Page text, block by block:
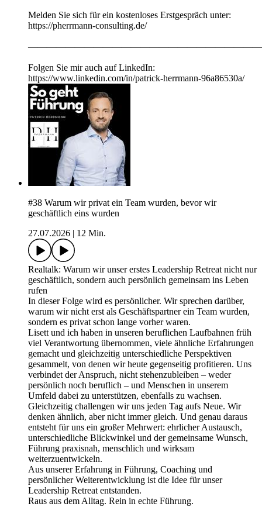
Melden Sie sich für ein kostenloses Erstgespräch unter:
https://pherrmann-consulting.de/
Folgen Sie mir auch auf LinkedIn:
https://www.linkedin.com/in/patrick-herrmann-96a86530a/
#38 Warum wir privat ein Team wurden, bevor wir
geschäftlich eins wurden
27.07.2026
12 Min.
Realtalk: Warum wir unser erstes Leadership Retreat nicht nur
geschäftlich, sondern auch persönlich gemeinsam ins Leben
rufen
In dieser Folge wird es persönlicher. Wir sprechen darüber,
warum wir nicht erst als Geschäftspartner ein Team wurden,
sondern es privat schon lange vorher waren.
Lisett und ich haben in unseren beruflichen Laufbahnen früh
viel Verantwortung übernommen, viele ähnliche Erfahrungen
gemacht und gleichzeitig unterschiedliche Perspektiven
gesammelt, von denen wir heute gegenseitig profitieren. Uns
verbindet der Anspruch, nicht stehenzubleiben – weder
persönlich noch beruflich – und Menschen in unserem
Umfeld dabei zu unterstützen, ebenfalls zu wachsen.
Gleichzeitig challengen wir uns jeden Tag aufs Neue. Wir
denken ähnlich, aber nicht immer gleich. Und genau daraus
entsteht für uns ein großer Mehrwert: ehrlicher Austausch,
unterschiedliche Blickwinkel und der gemeinsame Wunsch,
Führung praxisnah, menschlich und wirksam
weiterzuentwickeln.
Aus unserer Erfahrung in Führung, Coaching und
persönlicher Weiterentwicklung ist die Idee für unser
Leadership Retreat entstanden.
Raus aus dem Alltag. Rein in echte Führung.